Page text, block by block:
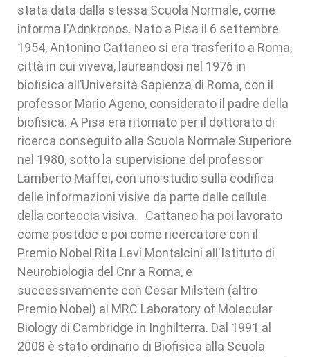
stata data dalla stessa Scuola Normale, come
informa l'Adnkronos. Nato a Pisa il 6 settembre
1954, Antonino Cattaneo si era trasferito a Roma,
città in cui viveva, laureandosi nel 1976 in
biofisica all’Università Sapienza di Roma, con il
professor Mario Ageno, considerato il padre della
biofisica. A Pisa era ritornato per il dottorato di
ricerca conseguito alla Scuola Normale Superiore
nel 1980, sotto la supervisione del professor
Lamberto Maffei, con uno studio sulla codifica
delle informazioni visive da parte delle cellule
della corteccia visiva. Cattaneo ha poi lavorato
come postdoc e poi come ricercatore con il
Premio Nobel Rita Levi Montalcini all'Istituto di
Neurobiologia del Cnr a Roma, e
successivamente con Cesar Milstein (altro
Premio Nobel) al MRC Laboratory of Molecular
Biology di Cambridge in Inghilterra. Dal 1991 al
2008 è stato ordinario di Biofisica alla Scuola